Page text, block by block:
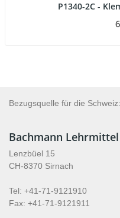
P1340-2C -
Bezugsquelle für die Schweiz:
Bachmann Lehrmittel
Lenzbüel 15
CH-8370 Sirnach
Tel: +41-71-9121910
Fax: +41-71-9121911